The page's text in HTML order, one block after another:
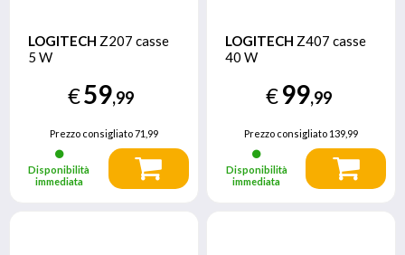
LOGITECH Z207 casse
5 W
€59,99
Prezzo consigliato71,99
Disponibilità
immediata
LOGITECH Z407 casse
40 W
€99,99
Prezzo consigliato 139,99
Disponibilità
immediata